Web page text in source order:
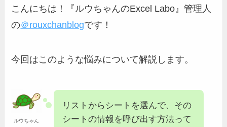
こんにちは！『ルウちゃんのExcel Labo』管理人
の＠rouxchanblogです！
今回はこのような悩みについて解説します。
ルウちゃん
リストからシートを選んで、その
シートの情報を呼び出す方法って